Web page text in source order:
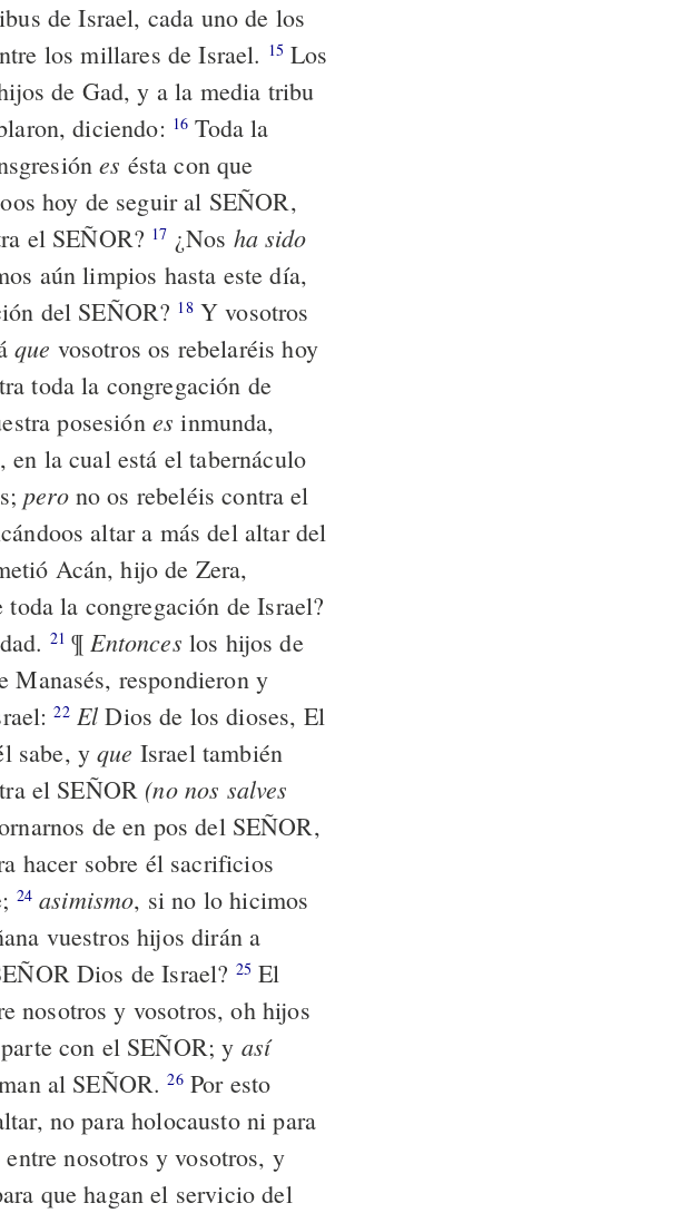
de Israel, cada uno de los
los millares de Israel. 15 Los
de Gad, y a la media tribu
diciendo: 16 Toda la
es ésta con que
hoy de seguir al SEÑOR,
el SEÑOR? 17 ¿Nos ha sido
aún limpios hasta este día,
del SEÑOR? 18Y vosotros
que vosotros os rebelaréis hoy
toda la congregación de
posesión es inmunda,
la cual está el tabernáculo
perono os rebeléis contra el
altar a más del altar del
Acán, hijo de Zera,
la congregación de Israel?
21 ¶Entonces los hijos de
Manasés, respondieron y
22 El Dios de los dioses, El
sabe, yque Israel también
el SEÑOR (no nos salves
de en pos del SEÑOR,
hacer sobre él sacrificios
24 asimismo, si no lo hicimos
vuestros hijos dirán a
Dios de Israel? 25 El
nosotros y vosotros, oh hijos
con el SEÑOR; y así
al SEÑOR.26Por esto
no para holocausto ni para
nosotros y vosotros, y
que hagan el servicio del